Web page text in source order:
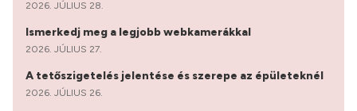
2026. JÚLIUS 28.
Ismerkedj meg a legjobb webkamerákkal
2026. JÚLIUS 27.
A tetőszigetelés jelentése és szerepe az épületeknél
2026. JÚLIUS 26.